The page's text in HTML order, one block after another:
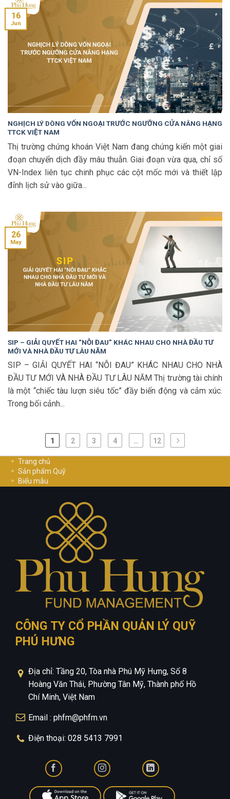
NGHỊCH LÝ DÒNG VỐN NGOẠI TRƯỚC NGƯỠNG CỬA NÂNG HẠNG
TTCK VIỆT NAM
Thị trường chứng khoán Việt Nam đang chứng kiến một giai
đoạn chuyển dịch đầy mâu thuẫn. Giai đoạn vừa qua, chỉ số
VN-Index liên tục chinh phục các cột mốc mới và thiết lập
đỉnh lịch sử vào giữa...
16
Jun
SIP – GIẢI QUYẾT HAI “NỖI ĐAU” KHÁC NHAU CHO NHÀ ĐẦU TƯ
MỚI VÀ NHÀ ĐẦU TƯ LÂU NĂM
SIP – GIẢI QUYẾT HAI “NỖI ĐAU” KHÁC NHAU CHO NHÀ
ĐẦU TƯ MỚI VÀ NHÀ ĐẦU TƯ LÂU NĂM Thị trường tài chính
là một “chiếc tàu lượn siêu tốc” đầy biến động và cảm xúc.
Trong bối cảnh...
26
May
1 2 3 4 … 12
Trang chủ
Sản phẩm Quỹ
Biểu mẫu
Cơ Hội Nghề Nghiệp
Chính sách bảo mật
CÔNG TY CỔ PHẦN QUẢN LÝ QUỸ
PHÚ HƯNG
Địa chỉ: Tầng 20, Tòa nhà Phú Mỹ Hưng, Số 8
Hoàng Văn Thái, Phường Tân Mỹ, Thành phố Hồ
Chí Minh, Việt Nam
Email : phfm@phfm.vn
Điện thoại: 028 5413 7991